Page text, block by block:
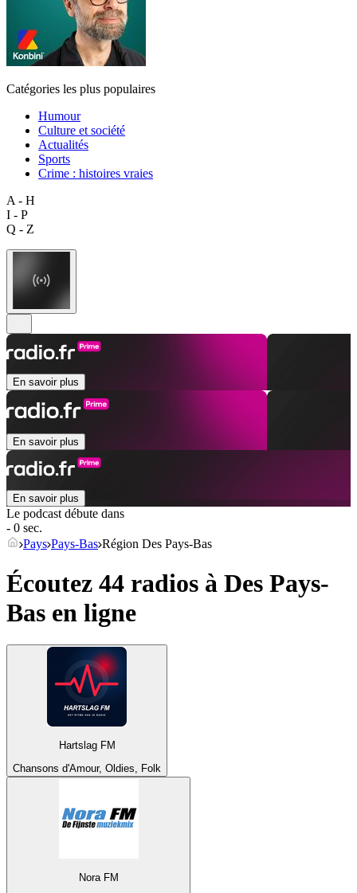
Catégories les plus populaires
Humour
Culture et société
Actualités
Sports
Crime : histoires vraies
A - H
I - P
Q - Z
En savoir plus
En savoir plus
En savoir plus
Le podcast débute dans
- 0 sec.
Pays Pays-Bas Région Des Pays-Bas
Écoutez 44 radios à Des Pays-
Bas en ligne
Hartslag FM
Chansons d'Amour, Oldies, Folk
Nora FM